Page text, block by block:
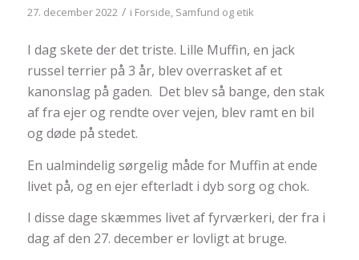
27. december 2022 / i Forside Samfund og etik
I dag skete der det triste. Lille Muffin, en jack
russel terrier på 3 år, blev overrasket af et
kanonslag på gaden. Det blev så bange, den stak
af fra ejer og rendte over vejen, blev ramt en bil
og døde på stedet.
En ualmindelig sørgelig måde for Muffin at ende
livet på, og en ejer efterladt i dyb sorg og chok.
I disse dage skæmmes livet af fyrværkeri, der fra i
dag af den 27. december er lovligt at bruge.